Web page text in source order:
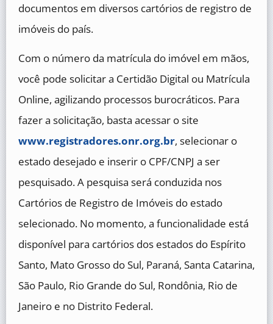
documentos em diversos cartórios de registro de
imóveis do país.
Com o número da matrícula do imóvel em mãos,
você pode solicitar a Certidão Digital ou Matrícula
Online, agilizando processos burocráticos. Para
fazer a solicitação, basta acessar o site
www.registradores.onr.org.br, selecionar o
estado desejado e inserir o CPF/CNPJ a ser
pesquisado. A pesquisa será conduzida nos
Cartórios de Registro de Imóveis do estado
selecionado. No momento, a funcionalidade está
disponível para cartórios dos estados do Espírito
Santo, Mato Grosso do Sul, Paraná, Santa Catarina,
São Paulo, Rio Grande do Sul, Rondônia, Rio de
Janeiro e no Distrito Federal.